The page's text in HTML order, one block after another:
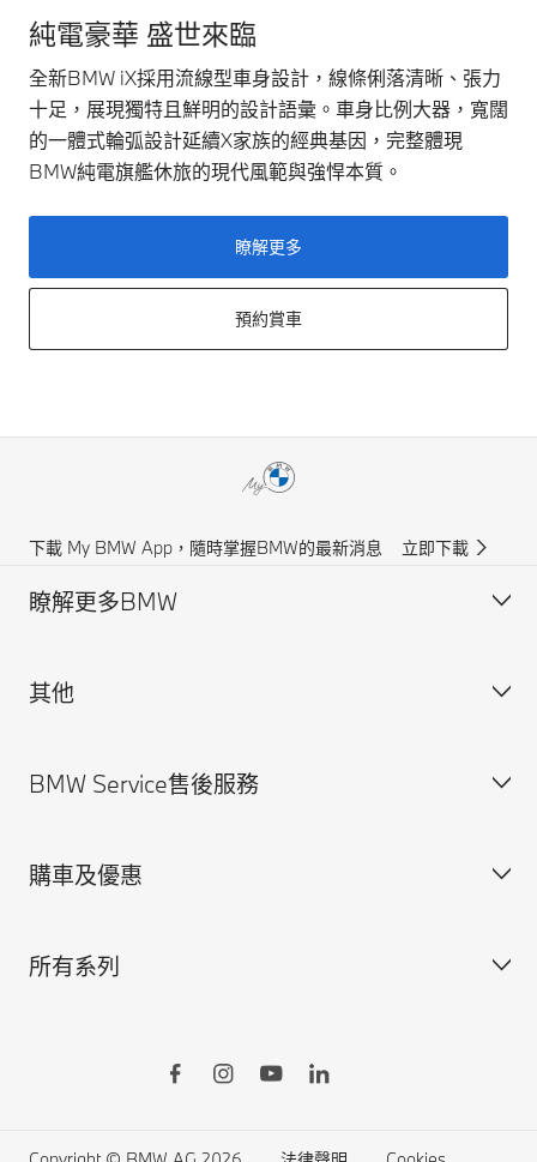
純電豪華 盛世來臨
全新BMW iX採用流線型車身設計，線條俐落清晰、張力
十足，展現獨特且鮮明的設計語彙。車身比例大器，寬闊
的一體式輪弧設計延續X家族的經典基因，完整體現
BMW純電旗艦休旅的現代風範與強悍本質。
瞭解更多
預約賞車
下載 My BMW App，隨時掌握BMW的最新消息 立即下載
瞭解更多BMW
獲得BMW最新消息
規格配備表
預約賞車
其他
法律聲明與Cookie政策
BMW Service售後服務
BMW Service售後服務概覽
BMW原廠加裝品
購車及優惠
訂製您的BMW
所有系列